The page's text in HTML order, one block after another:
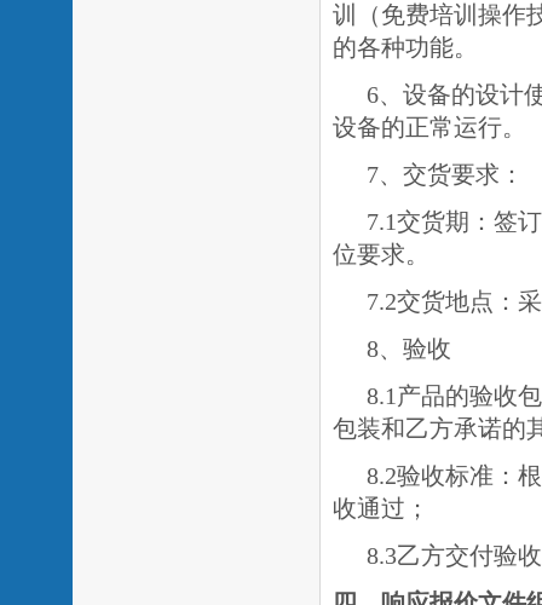
训（免费培训操作
的各种功能。
6、设备的设计
设备的正常运行。
7、交货要求：
7.1交货期： 签
位要求。
7.2交货地点：
8、验收
8.1产品的验收
包装和乙方承诺的
8.2验收标准：
收通过；
8.3乙方交付验